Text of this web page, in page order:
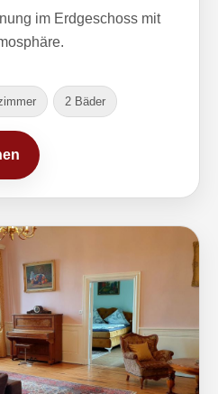
im Erdgeschoss mit
2 Bäder